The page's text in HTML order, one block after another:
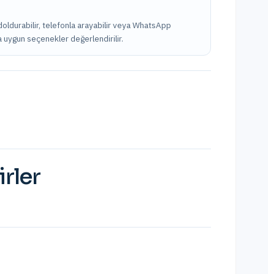
telefonla arayabilir veya WhatsApp
uygun seçenekler değerlendirilir.